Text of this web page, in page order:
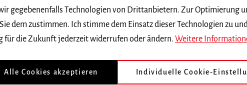
Kaiser-Joseph-Straße 229
79098 Freiburg
Telefon 0761 4968888 (Reservierungen sind
gegebenenfalls Technologien von Drittanbietern. Zur Optimierung
dem zustimmen. Ich stimme dem Einsatz dieser Technologien zu
für die Zukunft jederzeit widerrufen oder ändern. Weitere
Alle Cookies akzeptieren Individuelle Cookie-